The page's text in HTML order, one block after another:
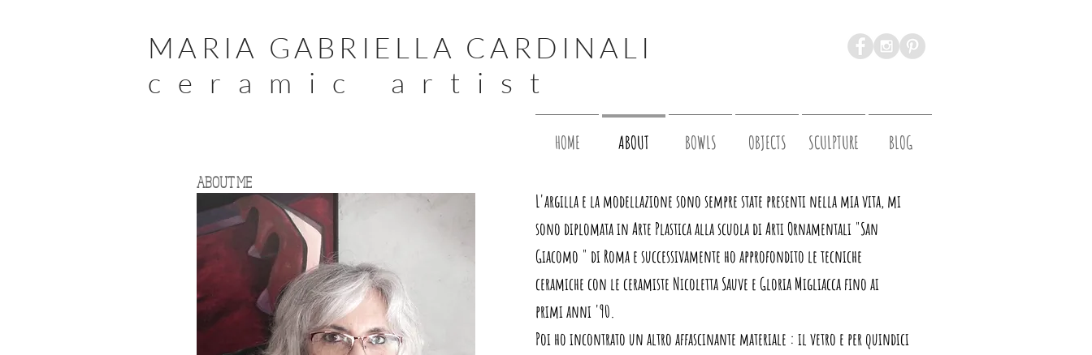
MARIA GABRIELLA CARDINALI
c e r a m i c a r t i s t
HOME ABOUT BOWLS OBJECTS SCULPTURE BLOG
ABOUT ME
L'argilla e la modellazione sono sempre state presenti nella mia vita, mi
sono diplomata in Arte Plastica alla scuola di Arti Ornamentali "San
Giacomo " di Roma e successivamente ho approfondito le tecniche
ceramiche con le ceramiste Nicoletta Sauve e Gloria Migliacca fino ai
primi anni '90.
Poi ho incontrato un altro affascinante materiale : il vetro e per quindici